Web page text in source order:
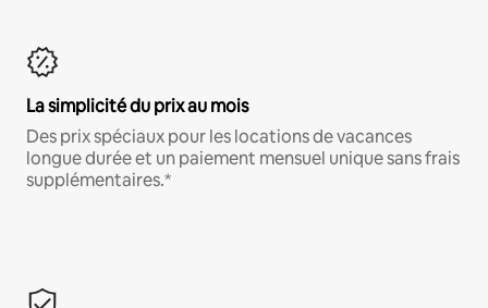
La simplicité du prix au mois
Des prix spéciaux pour les locations de vacances
longue durée et un paiement mensuel unique sans frais
supplémentaires.*